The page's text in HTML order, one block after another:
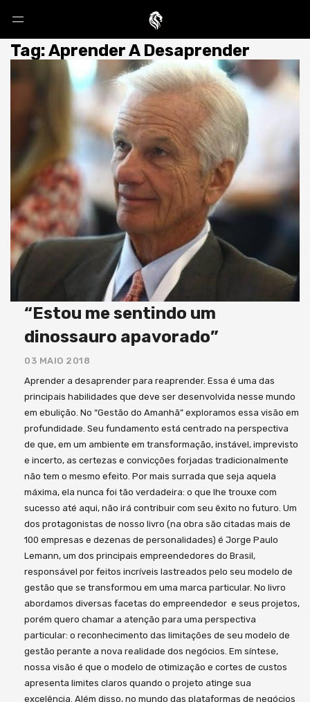
Tag: Aprender A Desaprender
“Estou me sentindo um
dinossauro apavorado”
03 MAIO 2018
Aprender a desaprender para reaprender. Essa é uma das
principais habilidades que deve ser desenvolvida nesse mundo
em ebulição. No “Gestão do Amanhã” exploramos essa visão em
profundidade. Seu fundamento está centrado na perspectiva
de que, em um ambiente em transformação, instável, imprevisto
e incerto, as certezas e convicções forjadas tradicionalmente
não tem o mesmo efeito. Por mais surrada que seja aquela
máxima, ela nunca foi tão verdadeira: o que lhe trouxe com
sucesso até aqui, não irá contribuir com seu êxito no futuro. Um
dos protagonistas de nosso livro (na obra são citadas mais de
100 empresas e dezenas de personalidades) é Jorge Paulo
Lemann, um dos principais empreendedores do Brasil,
responsável por feitos incríveis lastreados pelo seu modelo de
gestão que se transformou em uma marca particular. No livro
abordamos diversas facetas do empreendedor e seus projetos,
porém quero chamar a atenção para uma perspectiva
particular: o reconhecimento das limitações de seu modelo de
gestão perante a nova realidade dos negócios. Em síntese,
nossa visão é que o modelo de otimização e cortes de custos
apresenta limites claros quando o projeto atinge sua
excelência. Além disso, no mundo das plataformas de negócios